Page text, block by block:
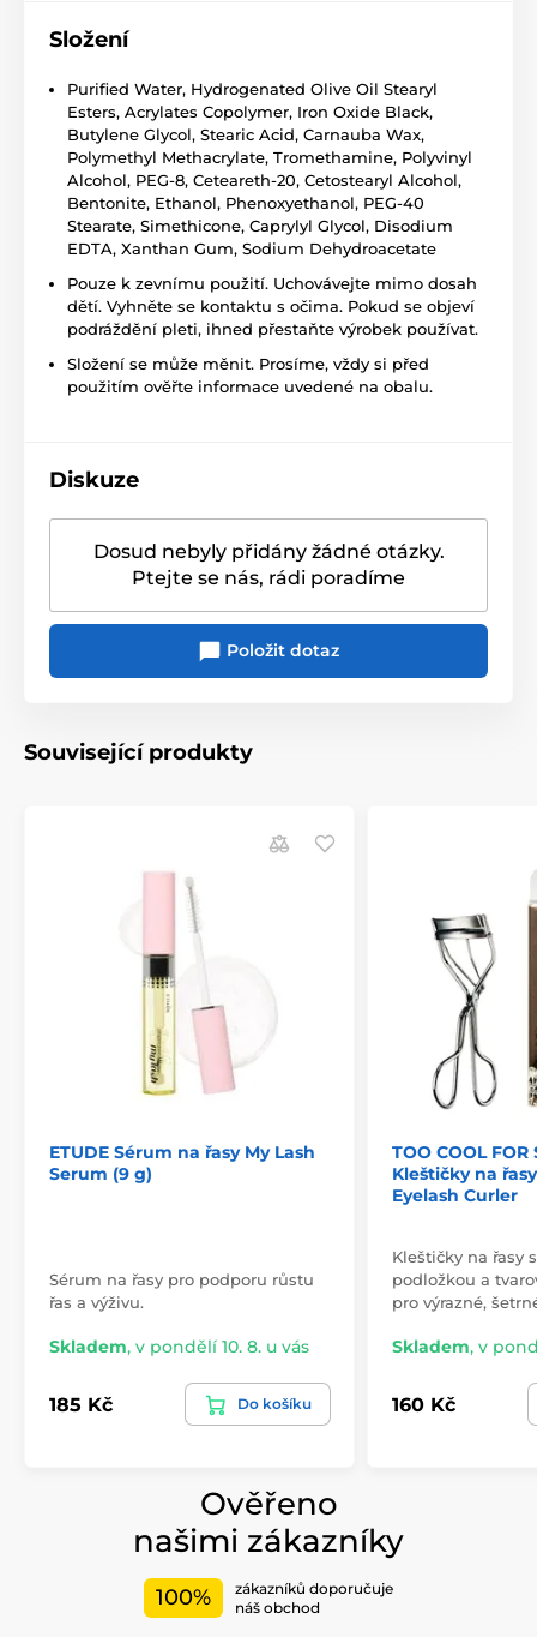
Složení
Purified Water, Hydrogenated Olive Oil Stearyl
Esters, Acrylates Copolymer, Iron Oxide Black,
Butylene Glycol, Stearic Acid, Carnauba Wax,
Polymethyl Methacrylate, Tromethamine, Polyvinyl
Alcohol, PEG-8, Ceteareth-20, Cetostearyl Alcohol,
Bentonite, Ethanol, Phenoxyethanol, PEG-40
Stearate, Simethicone, Caprylyl Glycol, Disodium
EDTA, Xanthan Gum, Sodium Dehydroacetate
Pouze k zevnímu použití. Uchovávejte mimo dosah
dětí. Vyhněte se kontaktu s očima. Pokud se objeví
podráždění pleti, ihned přestaňte výrobek používat.
Složení se může měnit. Prosíme, vždy si před
použitím ověřte informace uvedené na obalu.
Diskuze
Dosud nebyly přidány žádné otázky.
Ptejte se nás, rádi poradíme
Položit dotaz
Související produkty
ETUDE Sérum na řasy My Lash
Serum (9 g)
Sérum na řasy pro podporu růstu
řas a výživu.
Skladem, v pondělí 10. 8. u vás
185 Kč Do košíku
TOO COOL FOR
Kleštičky na
Eyelash Curler
Kleštičky na řasy
podložkou a
pro výrazné,
Skladem, v
160 Kč
Ověřeno
našimi zákazníky
100%
zákazníků doporučuje
náš obchod